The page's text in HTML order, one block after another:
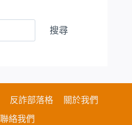
搜尋
反詐部落格
關於我們
聯絡我們